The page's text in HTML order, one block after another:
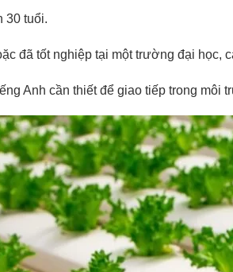
30 tuổi.
đã tốt nghiệp tại một trường đại học,
Anh cần thiết để giao tiếp trong môi